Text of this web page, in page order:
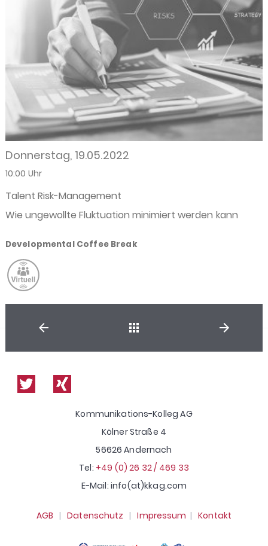
Donnerstag, 19.05.2022
10:00 Uhr
Talent Risk-Management
Wie ungewollte Fluktuation minimiert werden kann
Developmental Coffee Break
Kommunikations-Kolleg AG
Kölner Straße 4
56626 Andernach
Tel: +49 (0) 26 32 / 469 33
E-Mail: info(at)kkag.com
AGB |Datenschutz |Impressum |Kontakt